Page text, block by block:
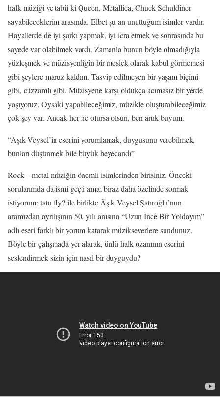
halk müziği ve tabii ki Queen, Metallica, Chuck Schuldiner
sayabileceklerim arasında. Elbet şu an unuttuğum isimler vardır.
Hayallerde de iyi şarkı yapmak, iyi icra etmek ve sonrasında bu
sayede var olabilmek vardı. Zamanla bunun böyle olmadığıyla
yüzleşmek ve müzisyenliğin bir meslek olarak kabul görmemesi
gibi şeylere maruz kaldım. Tasvip edilmeyen bir yaşam biçimi
gibi, cüzzamlı gibi. Müzisyene karşı oldukça acımasız bir yerde
yaşıyoruz. Oysaki yapabileceğimiz, müzikle oluşturabileceğimiz
çok şey var. Ancak her ne olursa olsun, ben artık buyum.
“Aşık Veysel’in eserini yorumlamak, duygusunu verebilmek,
bunları düşünmek bile büyük heyecandı”
Rock – metal müziğin önemli isimlerinden birisiniz. Önceki
sorularımda da ismi geçti ama; biraz daha özelinde sormak
istiyorum: tatu fly? ile birlikte Âşık Veysel Şatıroğlu’nun
aramızdan ayrılışının 50. yılı anısına “Uzun İnce Bir Yoldayım”
adlı eseri farklı bir yorum katarak müzikseverlere sundunuz.
Böyle bir çalışmada yer alarak, ünlü halk ozanının eserini
seslendirmek sizin için nasıl bir duyguydu?